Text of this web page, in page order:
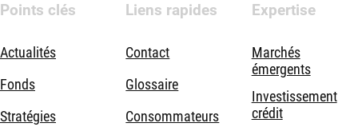
Points clés
Actualités
Fonds
Stratégies
Liens rapides
Contact
Glossaire
Consommateurs
Expertise
Marchés
émergents
Investissement
crédit